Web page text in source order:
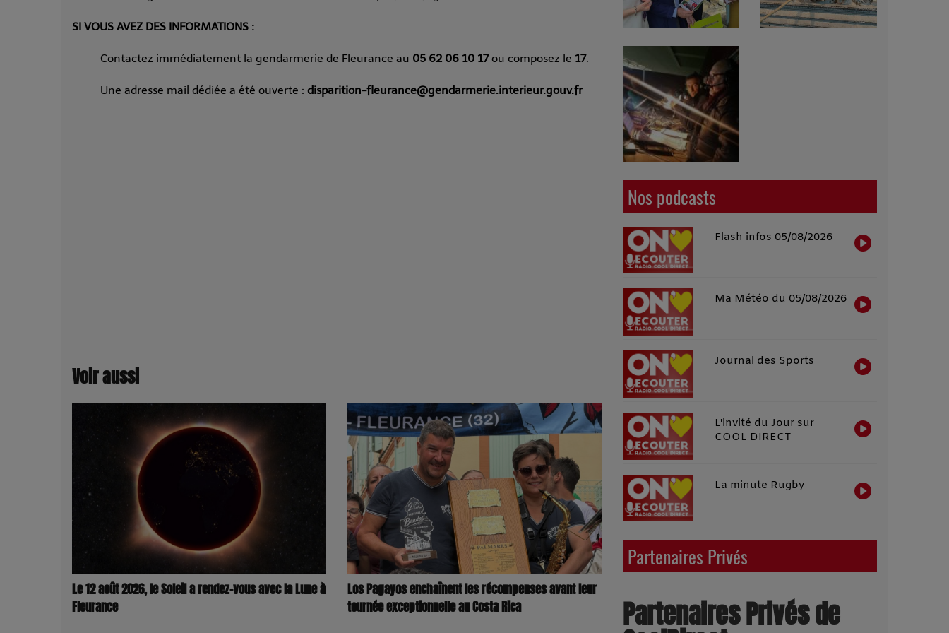
SI VOUS AVEZ DES INFORMATIONS :
Contactez immédiatement la gendarmerie de Fleurance au 05 62 06 10 17ou composez le 17.
Une adresse mail dédiée a été ouverte : disparition-fleurance@gendarmerie.interieur.gouv.fr
Voir aussi
Le 12 août 2026, le Soleil a rendez-vous avec la Lune à
Fleurance
Los Pagayos enchaînent les récompenses avant leur
tournée exceptionnelle au Costa Rica
Nos podcasts
Flash infos 05/08/2026
Ma Météo du 05/08/2026
Journal des Sports
L'invité du Jour sur
COOL DIRECT
La minute Rugby
Partenaires Privés
Partenaires Privés de